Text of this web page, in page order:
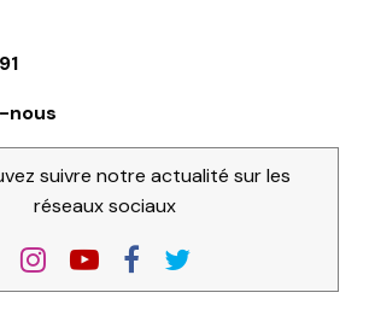
nous
suivre notre actualité sur les
réseaux sociaux